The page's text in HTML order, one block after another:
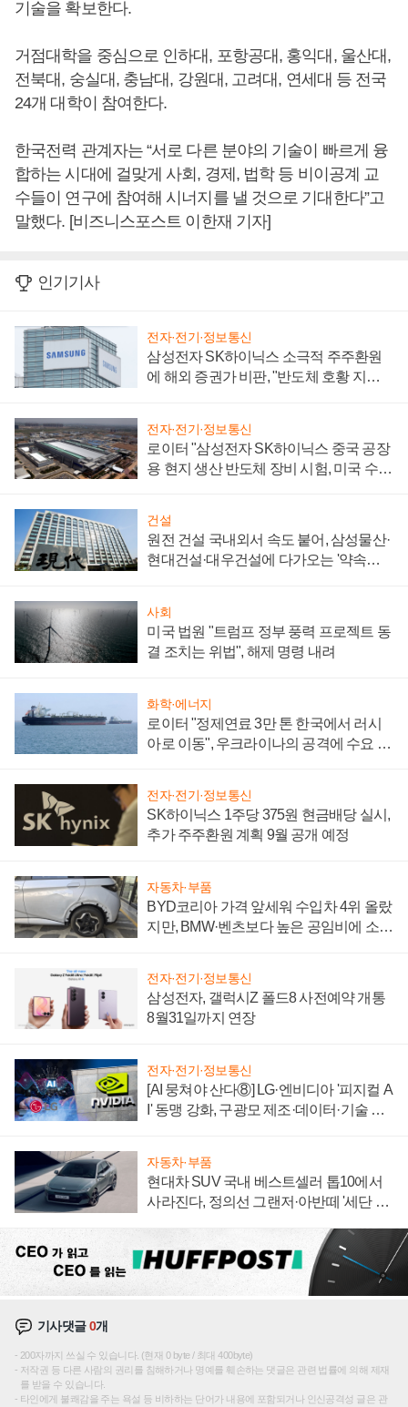
기술을 확보한다.
거점대학을 중심으로 인하대, 포항공대, 홍익대, 울산대,
전북대, 숭실대, 충남대, 강원대, 고려대, 연세대 등 전국
24개 대학이 참여한다.
한국전력 관계자는 “서로 다른 분야의 기술이 빠르게 융
합하는 시대에 걸맞게 사회, 경제, 법학 등 비이공계 교
수들이 연구에 참여해 시너지를 낼 것으로 기대한다”고
말했다. [비즈니스포스트 이한재 기자]
인기기사
전자·전기·정보통신
삼성전자 SK하이닉스 소극적 주주환원
에 해외 증권가 비판, "반도체 호황 지속
전자·전기·정보통신
로이터 "삼성전자 SK하이닉스 중국 공장
용 현지 생산 반도체 장비 시험, 미국 수출
건설
원전 건설 국내외서 속도 붙어, 삼성물산·
현대건설·대우건설에 다가오는 '약속의
사회
미국 법원 "트럼프 정부 풍력 프로젝트 동
결 조치는 위법", 해제 명령 내려
화학·에너지
로이터 "정제연료 3만 톤 한국에서 러시
아로 이동", 우크라이나의 공격에 수요 늘
전자·전기·정보통신
SK하이닉스 1주당 375원 현금배당 실시,
추가 주주환원 계획 9월 공개 예정
자동차·부품
BYD코리아 가격 앞세워 수입차 4위 올랐
지만, BMW·벤츠보다 높은 공임비에 소비
전자·전기·정보통신
삼성전자, 갤럭시Z 폴드8 사전예약 개통
8월31일까지 연장
전자·전기·정보통신
[AI 뭉쳐야 산다⑧] LG·엔비디아 '피지컬 A
I' 동맹 강화, 구광모 제조·데이터·기술 결
자동차·부품
현대차 SUV 국내 베스트셀러 톱10에서
사라진다, 정의선 그랜저·아반떼 '세단 쌍
기사댓글0개
200자까지 쓰실 수 있습니다. (현재 0 byte / 최대 400byte)
저작권 등 다른 사람의 권리를 침해하거나 명예를 훼손하는 댓글은 관련 법률에 의해 제재
를 받을 수 있습니다.
타인에게 불쾌감을 주는 욕설 등 비하하는 단어가 내용에 포함되거나 인신공격성 글은 관